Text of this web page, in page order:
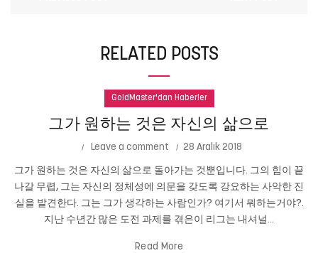
RELATED POSTS
GoldMaster'dan Haberler
그가 원하는 것은 자신의 삶으로
Leave a comment 28 Aralık 2018
그가 원하는 것은 자신의 삶으로 돌아가는 것뿐입니다. 그의 힘이 끝
나갈 무렵, 그는 자신의 정체성에 의문을 갖도록 강요하는 사악한 진
실을 발견한다. 그는 그가 생각하는 사람인가? 여기서 뭐하는거야?.
지난 수년간 많은 도전 과제를 겪은이 리그는 내셔널...
Read More